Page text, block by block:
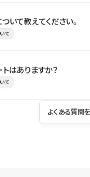
ネントを活用して更新範囲を
しにくい状態で運用できます
を与えずに更新作業を進め
いて教えてください。
て
やサービスを安全に利用で
、アクセス管理、脆弱性対策
暗号化に対応しており、悪質
はありますか？
て
ては、ヘルプセンターでご確
相談できるコミュニティもご
よくある質問